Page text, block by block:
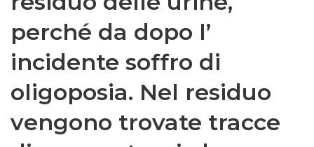
perché da dopo l’
incidente soffro di
oligoposia. Nel residuo
vengono trovate tracce